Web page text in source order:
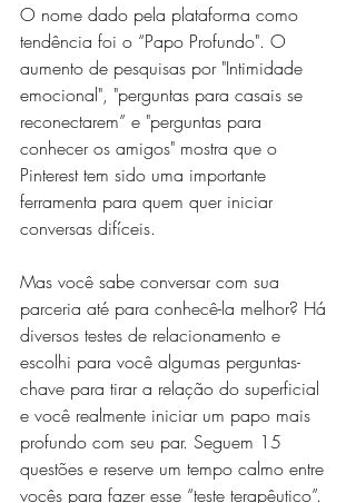
O nome dado pela plataforma como
tendência foi o “Papo Profundo". O
aumento de pesquisas por "Intimidade
emocional", "perguntas para casais se
reconectarem” e "perguntas para
conhecer os amigos" mostra que o
Pinterest tem sido uma importante
ferramenta para quem quer iniciar
conversas difíceis.
Mas você sabe conversar com sua
parceria até para conhecê-la melhor? Há
diversos testes de relacionamento e
escolhi para você algumas perguntas-
chave para tirar a relação do superficial
e você realmente iniciar um papo mais
profundo com seu par. Seguem 15
questões e reserve um tempo calmo entre
vocês para fazer esse “teste terapêutico”.